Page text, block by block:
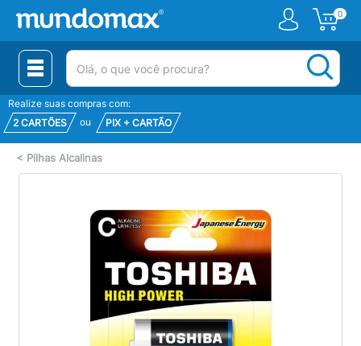
0
(pesquisar)
Realize suas compras com:
2 CARTÕES
ou PIX + CARTÃO
< Pilhas Alcalinas